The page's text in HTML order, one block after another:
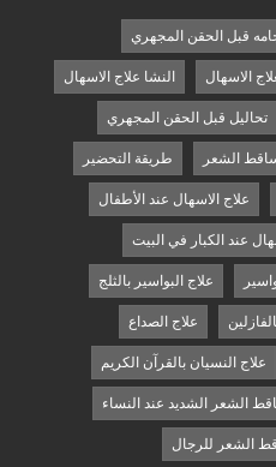
قبل الحقن المجهري
الاسهال النشا علاج الاسهال
تحاليل قبل الحقن المجهري
الشعر طريقة التحضير
علاج الاسهال عند الأطفال
عند الكبار في البيت
علاج البواسير بالثلج
علاج الصداع
علاج النسيان بالقرآن الكريم
الشعر الشديد عند النساء
الشعر للرجال